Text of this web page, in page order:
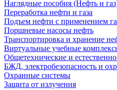
Наглядные пособия (Нефть и
Переработка нефти и газа
Подъем нефти с применением
Поршневые насосы нефть
Транспортировка и хранение
Виртуальные учебные
Общетехнические и
БЖД, электробезопасность и
Охранные системы
Защита от излучения